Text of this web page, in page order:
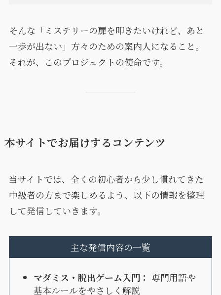
そんな「ミステリーの扉を叩きたいけれど、あと
一歩が出ない」方々のための案内人になること。
それが、このプロジェクトの使命です。
本サイトでお届けするコンテンツ
当サイトでは、全くの初心者から少し慣れてきた
中級者の方まで楽しめるよう、以下の情報を整理
して発信していきます。
主な発信内容の一覧
マダミス・脱出ゲーム入門： 専門用語や
基本ルールをやさしく解説